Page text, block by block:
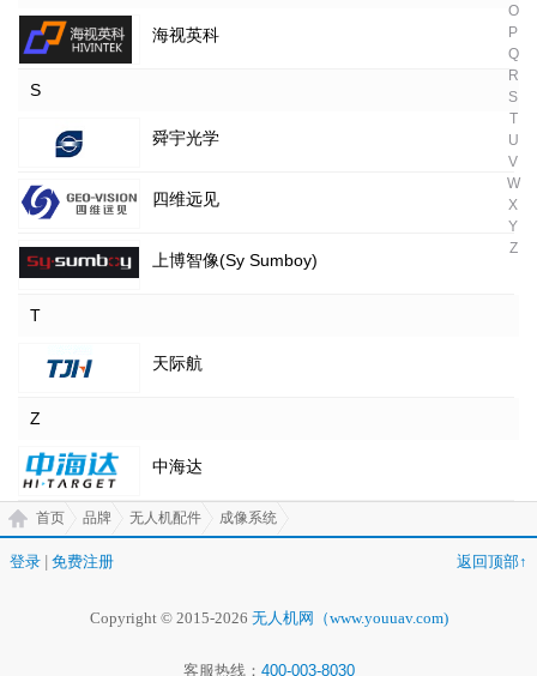
O
P
Q
R
S
T
U
V
W
X
Y
Z
海视英科
S
舜宇光学
四维远见
上博智像(Sy Sumboy)
T
天际航
Z
中海达
首页 品牌 无人机配件 成像系统
登录 免费注册 返回顶部↑
Copyright © 2015-2026 无人机网（www.youuav.com)
客服热线： 400-003-8030